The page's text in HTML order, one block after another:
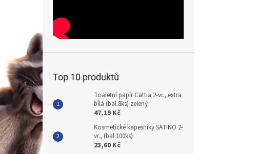
Top 10 produktů
Toaletní papír Cattia 2-vr., extra
bílá (bal.8ks) zelený
47,19 Kč
Kosmetické kapesníky SATINO 2-
vr., (bal.100ks)
23,60 Kč